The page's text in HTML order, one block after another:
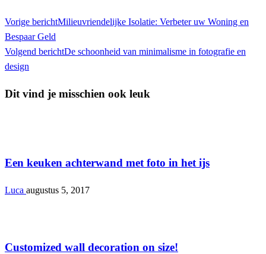
Vorige berichtMilieuvriendelijke Isolatie: Verbeter uw Woning en
Bespaar Geld
Volgend berichtDe schoonheid van minimalisme in fotografie en
design
Dit vind je misschien ook leuk
Een keuken achterwand met foto in het ijs
Luca augustus 5, 2017
Customized wall decoration on size!